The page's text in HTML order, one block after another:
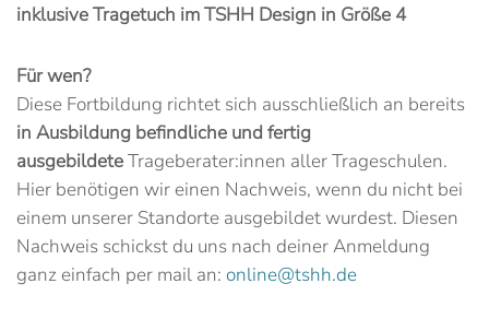
inklusive Tragetuch im TSHH Design in Größe 4
Für wen?
Diese Fortbildung richtet sich ausschließlich an bereits
in Ausbildung befindliche und fertig
ausgebildeteTrageberater:innen aller Trageschulen.
Hier benötigen wir einen Nachweis, wenn du nicht bei
einem unserer Standorte ausgebildet wurdest. Diesen
Nachweis schickst du uns nach deiner Anmeldung
ganz einfach per mail an: online@tshh.de